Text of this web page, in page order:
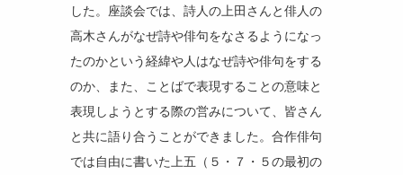
した。座談会では、詩人の上田さんと俳人の
高木さんがなぜ詩や俳句をなさるようになっ
たのかという経緯や人はなぜ詩や俳句をする
のか、また、ことばで表現することの意味と
表現しようとする際の営みについて、皆さん
と共に語り合うことができました。合作俳句
では自由に書いた上五（５・７・５の最初の